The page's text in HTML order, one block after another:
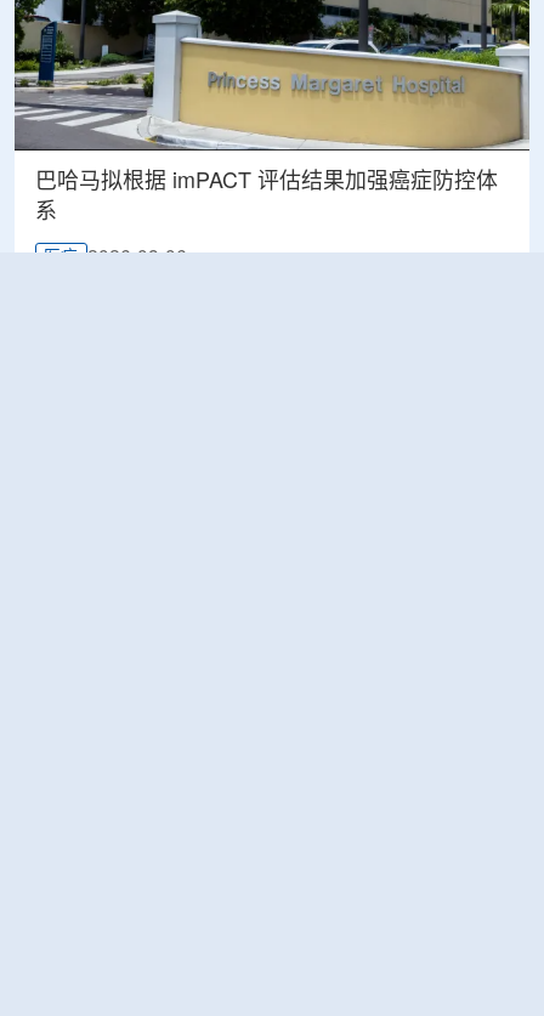
巴哈马拟根据 imPACT 评估结果加强癌症防控体
系
医疗 2026-08-06